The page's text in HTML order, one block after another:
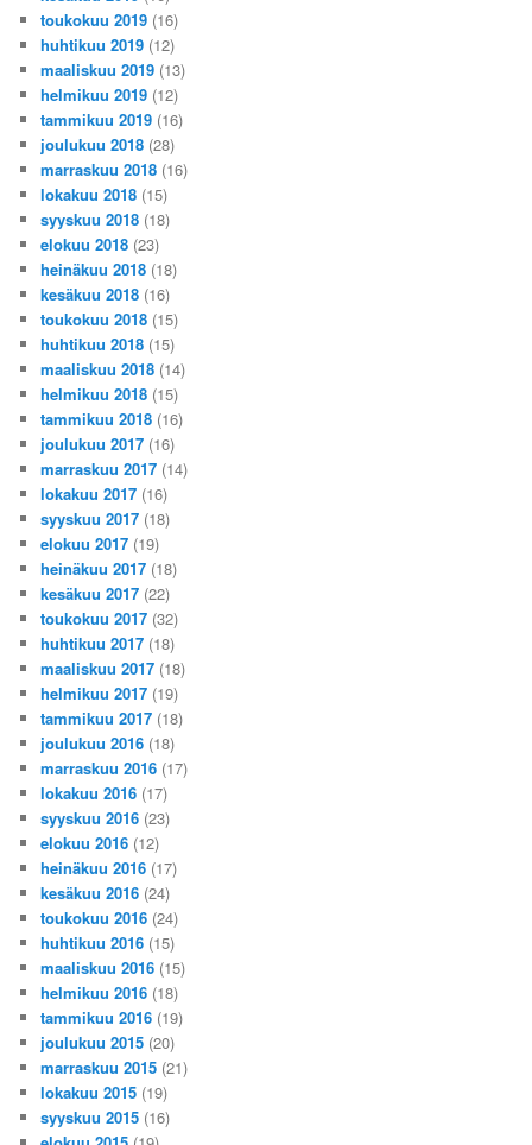
toukokuu 2019 (16)
huhtikuu 2019 (12)
maaliskuu 2019 (13)
helmikuu 2019 (12)
tammikuu 2019 (16)
joulukuu 2018 (28)
marraskuu 2018 (16)
lokakuu 2018 (15)
syyskuu 2018 (18)
elokuu 2018 (23)
heinäkuu 2018 (18)
kesäkuu 2018 (16)
toukokuu 2018 (15)
huhtikuu 2018 (15)
maaliskuu 2018 (14)
helmikuu 2018 (15)
tammikuu 2018 (16)
joulukuu 2017 (16)
marraskuu 2017 (14)
lokakuu 2017 (16)
syyskuu 2017 (18)
elokuu 2017 (19)
heinäkuu 2017 (18)
kesäkuu 2017 (22)
toukokuu 2017 (32)
huhtikuu 2017 (18)
maaliskuu 2017 (18)
helmikuu 2017 (19)
tammikuu 2017 (18)
joulukuu 2016 (18)
marraskuu 2016 (17)
lokakuu 2016 (17)
syyskuu 2016 (23)
elokuu 2016 (12)
heinäkuu 2016 (17)
kesäkuu 2016 (24)
toukokuu 2016 (24)
huhtikuu 2016 (15)
maaliskuu 2016 (15)
helmikuu 2016 (18)
tammikuu 2016 (19)
joulukuu 2015 (20)
marraskuu 2015 (21)
lokakuu 2015 (19)
syyskuu 2015 (16)